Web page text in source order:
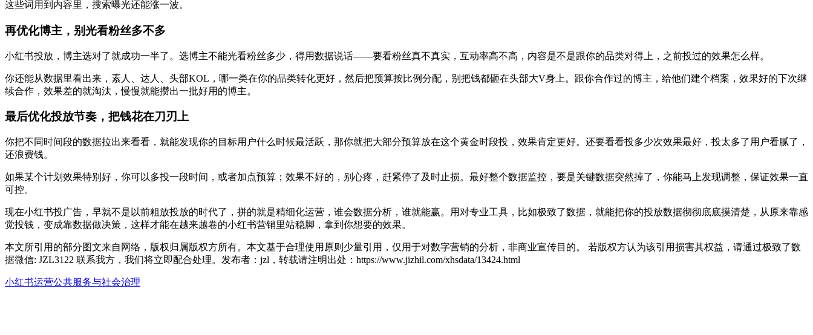
这些词用到内容里，搜索曝光还能涨一波。
再优化博主，别光看粉丝多不多
小红书投放，博主选对了就成功一半了。选博主不能光看粉丝多少，得用数据说话——要看粉丝真不真实，互动率高不高，内容是不是跟你的品类对得上，之前投过的效果怎么样。
你还能从数据里看出来，素人、达人、头部KOL，哪一类在你的品类转化更好，然后把预算按比例分配，别把钱都砸在头部大V身上。跟你合作过的博主，给他们建个档案，效果好的下次继
续合作，效果差的就淘汰，慢慢就能攒出一批好用的博主。
最后优化投放节奏，把钱花在刀刃上
你把不同时间段的数据拉出来看看，就能发现你的目标用户什么时候最活跃，那你就把大部分预算放在这个黄金时段投，效果肯定更好。还要看看投多少次效果最好，投太多了用户看腻了，
还浪费钱。
如果某个计划效果特别好，你可以多投一段时间，或者加点预算；效果不好的，别心疼，赶紧停了及时止损。最好整个数据监控，要是关键数据突然掉了，你能马上发现调整，保证效果一直
可控。
现在小红书投广告，早就不是以前粗放投放的时代了，拼的就是精细化运营，谁会数据分析，谁就能赢。用对专业工具，比如极致了数据，就能把你的投放数据彻彻底底摸清楚，从原来靠感
觉投钱，变成靠数据做决策，这样才能在越来越卷的小红书营销里站稳脚，拿到你想要的效果。
本文所引用的部分图文来自网络，版权归属版权方所有。本文基于合理使用原则少量引用，仅用于对数字营销的分析，非商业宣传目的。 若版权方认为该引用损害其权益，请通过极致了数
据微信: JZL3122 联系我方，我们将立即配合处理。发布者：jzl，转载请注明出处： https://www.jizhil.com/xhsdata/13424.html
小红书运营公共服务与社会治理